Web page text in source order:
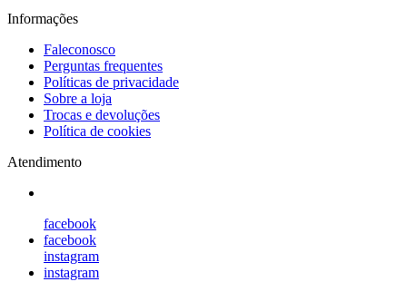
Informações
Faleconosco
Perguntas frequentes
Políticas de privacidade
Sobre a loja
Trocas e devoluções
Política de cookies
Atendimento
facebook
facebook
instagram
instagram